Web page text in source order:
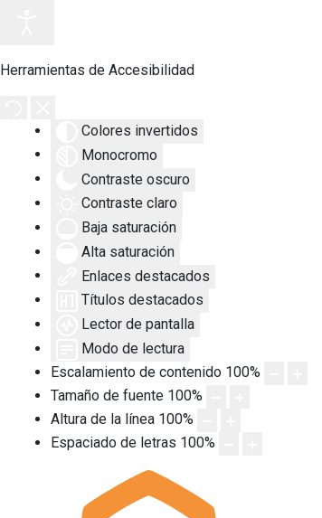
Herramientas de Accesibilidad
Colores invertidos
Monocromo
Contraste oscuro
Contraste claro
Baja saturación
Alta saturación
Enlaces destacados
Títulos destacados
Lector de pantalla
Modo de lectura
Escalamiento de contenido 100%
Tamaño de fuente 100%
Altura de la línea 100%
Espaciado de letras 100%